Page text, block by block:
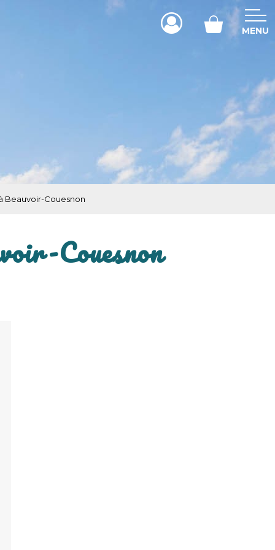
MENU
Beauvoir-Couesnon
Couesnon